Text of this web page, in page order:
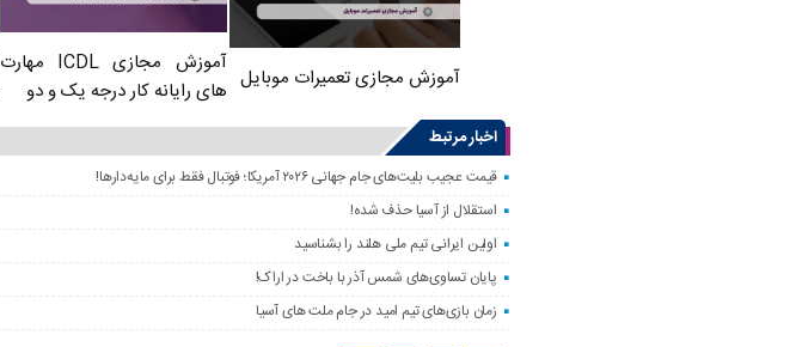
آموزش مجازی تعمیرات موبایل
آموزش مجازی ICDL مهارت
های رایانه کار درجه یک و دو
اخبار مرتبط
قیمت عجیب بلیت‌های جام جهانی ۲۰۲۶ آمریکا؛ فوتبال فقط برای مایه‌دارها!
استقلال از آسیا حذف شده!
اولین ایرانی تیم ملی هلند را بشناسید
پایان تساوی‌های شمس آذر با باخت در اراک!
زمان بازی‌های تیم امید در جام ملت های آسیا